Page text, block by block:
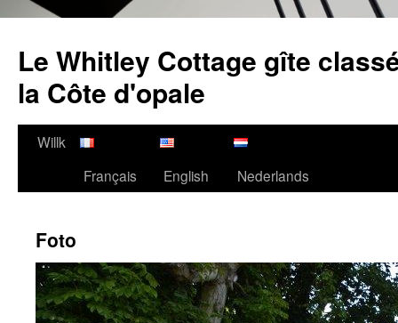
springen
Le Whitley Cottage gîte
la Côte d'opale
Willk
Français
English Nederlands
Foto